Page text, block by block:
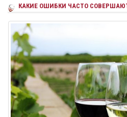
КАКИЕ ОШИБКИ ЧАСТО